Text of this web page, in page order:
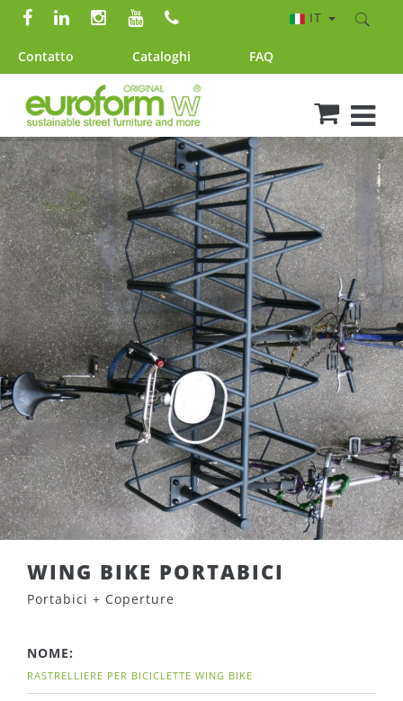
Contatto Cataloghi FAQ
IT
WING BIKE PORTABICI
Portabici + Coperture
NOME:
RASTRELLIERE PER BICICLETTE WING BIKE